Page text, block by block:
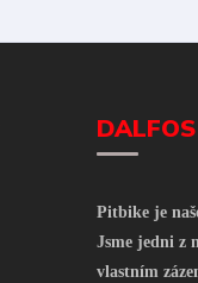
Pitbike je
Jsme jedni z
vlastním